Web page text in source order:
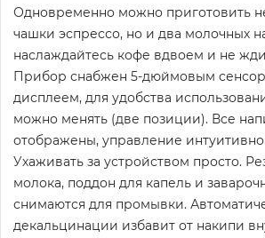
Одновременно можно приготовить
чашки эспрессо, но и два молочных
наслаждайтесь кофе вдвоем и не
Прибор снабжен 5-дюймовым
дисплеем, для удобства
можно менять (две позиции). Все
отображены, управление интуитивно
Ухаживать за устройством просто.
молока, поддон для капель и
снимаются для промывки.
декальцинации избавит от накипи